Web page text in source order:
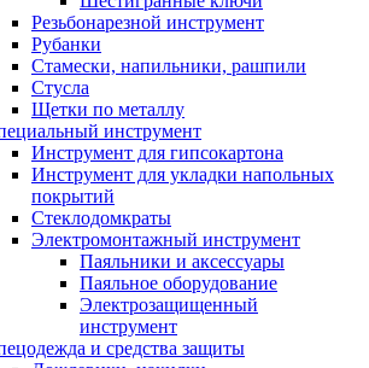
Резьбонарезной инструмент
Рубанки
Стамески, напильники, рашпили
Стусла
Щетки по металлу
инструмент
Инструмент для гипсокартона
Инструмент для укладки напольных
покрытий
Стеклодомкраты
Электромонтажный инструмент
Паяльники и аксессуары
Паяльное оборудование
Электрозащищенный
инструмент
и средства защиты